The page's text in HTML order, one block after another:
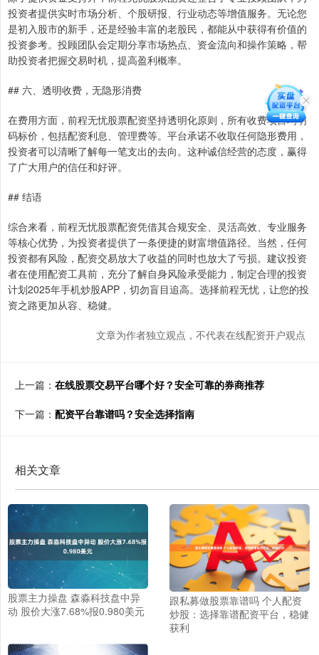
投资者提供实时市场分析、个股研报、行业动态等增值服务。无论您
是初入股市的新手，还是经验丰富的老股民，都能从中获得有价值的
投资参考。投顾团队会定期分享市场热点、资金流向和操作策略，帮
助投资者把握交易时机，提高盈利概率。
## 六、透明收费，无隐形消费
在费用方面，前程无忧股票配资坚持透明化原则，所有收费项目均明
码标价，包括配资利息、管理费等。平台承诺不收取任何隐形费用，
投资者可以清晰了解每一笔支出的去向。这种诚信经营的态度，赢得
了广大用户的信任和好评。
## 结语
综合来看，前程无忧股票配资凭借其合规安全、灵活高效、专业服务
等核心优势，为投资者提供了一条便捷的财富增值路径。当然，任何
投资都有风险，配资交易放大了收益的同时也放大了亏损。建议投资
者在使用配资工具前，充分了解自身风险承受能力，制定合理的投资
计划2025年手机炒股APP，切勿盲目追高。选择前程无忧，让您的投
资之路更加从容、稳健。
文章为作者独立观点，不代表在线配资开户观点
上一篇： 在线股票交易平台哪个好？安全可靠的券商推荐
下一篇： 配资平台靠谱吗？安全选择指南
相关文章
股票主力操盘 森淼科技盘中异
动 股价大涨7.68%报0.980美元
跟私募做股票靠谱吗 个人配资
炒股：选择靠谱配资平台，稳健
获利